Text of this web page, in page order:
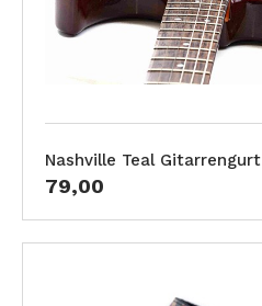
Nashville Teal Gitarrengurt
79,00